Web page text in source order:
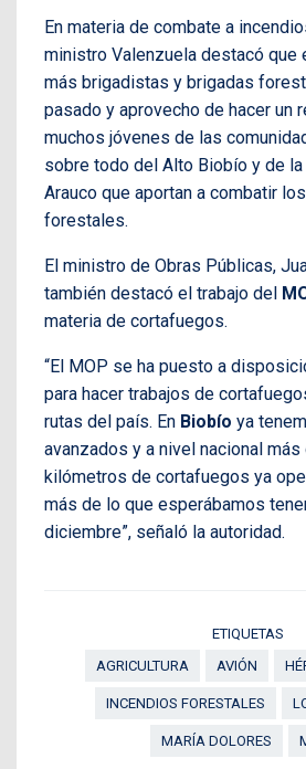
En materia de combate a
ministro Valenzuela destacó que
más brigadistas y brigadas
pasado y aprovecho de hacer un
muchos jóvenes de las
sobre todo del Alto Biobío y de
Arauco que aportan a combatir
forestales.
El ministro de Obras Públicas,
también destacó el trabajo del
materia de cortafuegos.
“El MOP se ha puesto a
para hacer trabajos de
rutas del país. En Biobío ya
avanzados y a nivel nacional más
kilómetros de cortafuegos ya
más de lo que esperábamos
diciembre”, señaló la autoridad.
ETIQUETAS
AGRICULTURA
AVIÓN
INCENDIOS FORESTALES
MARÍA DOLORES